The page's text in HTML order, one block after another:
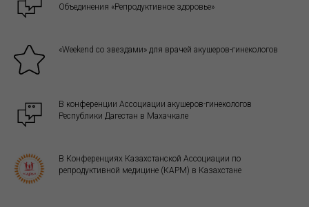
Объединения «Репродуктивное здоровье»
«Weekend со звездами» для врачей акушеров-гинекологов
В конференции Ассоциации акушеров-гинекологов
Республики Дагестан в Махачкале
В Конференциях Казахстанской Ассоциации по
репродуктивной медицине (КАРМ) в Казахстане